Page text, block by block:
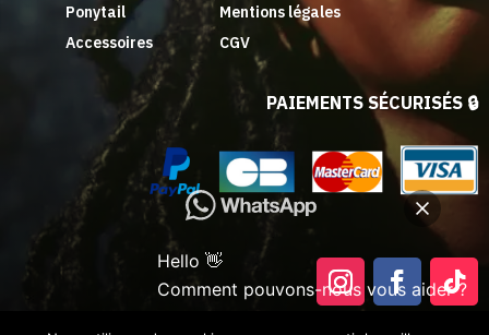
Ponytail
Accessoires
Mentions légales
CGV
PAIEMENTS SÉCURISÉS 🔒
Hello 👋
Comment pouvons-nous vous aider ?